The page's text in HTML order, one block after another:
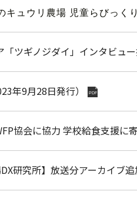
キュウリ農場 児童らびっく
「ツギノジダイ」インタビュ
年9月28日発行） PDF
協会に協力 学校給食支援
研究所】放送分アーカイブ追